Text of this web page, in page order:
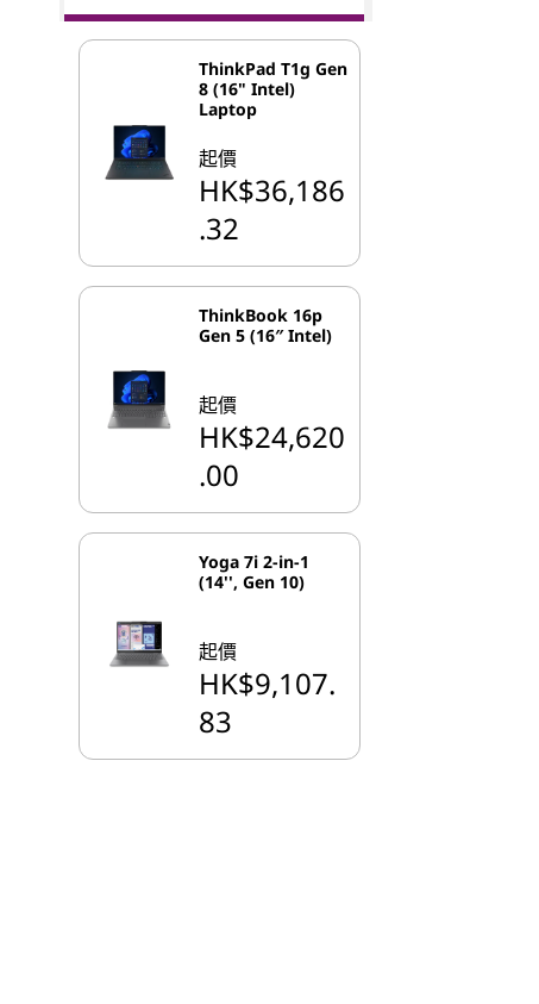
ThinkPad T1g Gen
8 (16" Intel)
Laptop
起價
HK$36,186
.32
ThinkBook 16p
Gen 5 (16″ Intel)
起價
HK$24,620
.00
Yoga 7i 2-in-1
(14'', Gen 10)
起價
HK$9,107.
83